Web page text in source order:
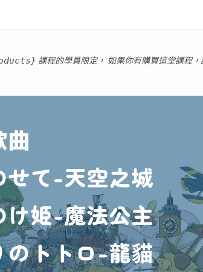
課程的學員限定， 如果你有購買這堂課程，